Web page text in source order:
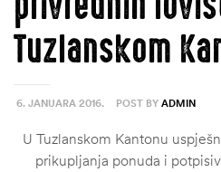
6. JANUARA 2016. POST BY ADMIN
Tuzlanskom
U Tuzlanskom Kantonu
prikupljanja ponuda i